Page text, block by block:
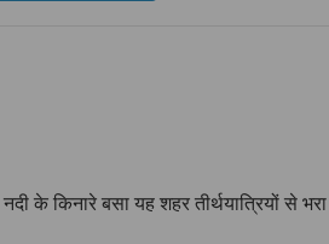
के किनारे बसा यह शहर तीर्थयात्रियों से